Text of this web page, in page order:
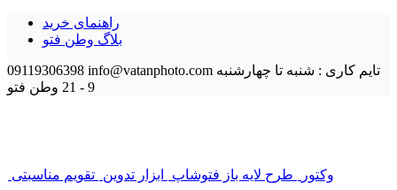
راهنمای خرید
بلاگ وطن فتو
09119306398 info@vatanphoto.com تایم کاری : شنبه تا چهارشنبه
9 - 21
وطن فتو
وکتور طرح لایه باز فتوشاپ ابزار تدوین تقویم مناسبتی